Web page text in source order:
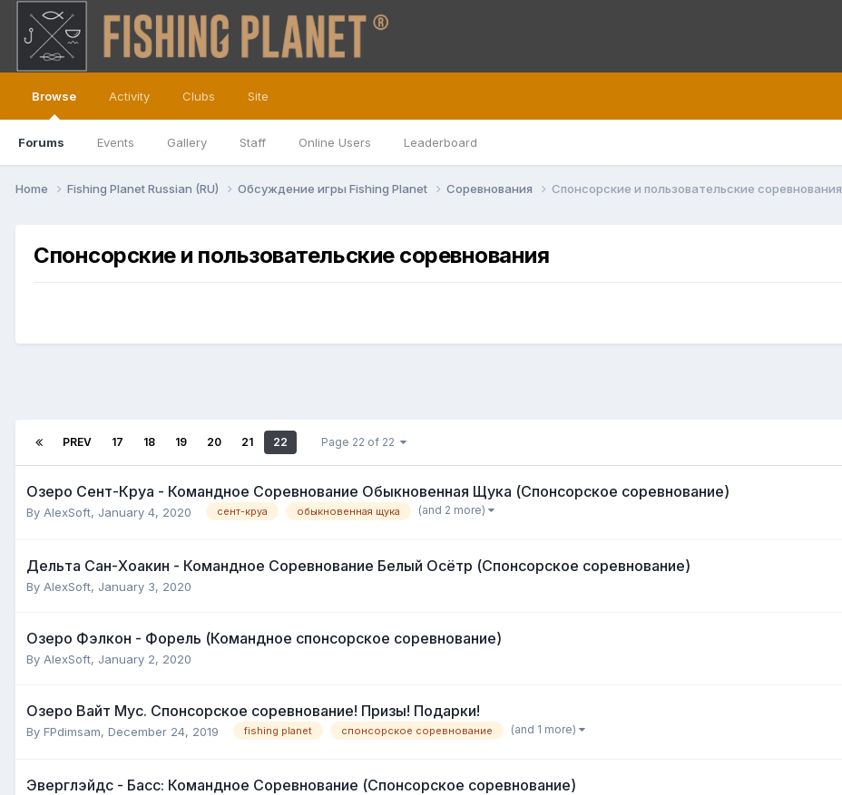
Browse
Forums Events Gallery Staff Online Users Leaderboard
Activity Clubs Site
Home Fishing Planet Russian (RU) Обсуждение игры Fishing Planet Соревнования Спонсорские и пользовательские соревнования
Спонсорские и пользовательские соревнования
PREV 17 18 19 20 21 22 Page 22 of 22
Озеро Сент-Круа - Командное Соревнование Обыкновенная Щука (Спонсорское соревнование)
By AlexSoft, January 4, 2020 сент-круа обыкновенная щука (and 2 more)
Дельта Сан-Хоакин - Командное Соревнование Белый Осётр (Спонсорское соревнование)
By AlexSoft, January 3, 2020
Озеро Фэлкон - Форель (Командное спонсорское соревнование)
By AlexSoft, January 2, 2020
Озеро Вайт Мус. Спонсорское соревнование! Призы! Подарки!
By FPdimsam, December 24, 2019 fishing planet спонсорское соревнование (and 1 more)
Эверглэйдс - Басс: Командное Соревнование (Спонсорское соревнование)